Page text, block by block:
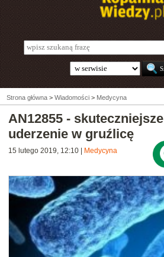
Strona główna > Wiadomości > Medycyna
AN12855 - skuteczniejsze
uderzenie w gruźlicę
15 lutego 2019, 12:10 Medycyna